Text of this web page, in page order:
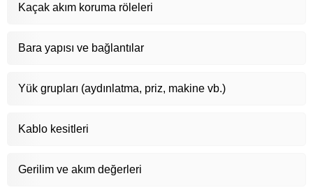
Kaçak akım koruma röleleri
Bara yapısı ve bağlantılar
Yük grupları (aydınlatma, priz, makine vb.)
Kablo kesitleri
Gerilim ve akım değerleri